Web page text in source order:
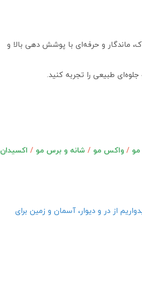
کم آمونیاک، ماندگار و حرفه‌ای با پوشش دهی بالا و
طبیعی را تجربه کنید.
/ واکس مو / شانه و برس مو / اکسیدان
از در و دیوار، آسمان و زمین برای